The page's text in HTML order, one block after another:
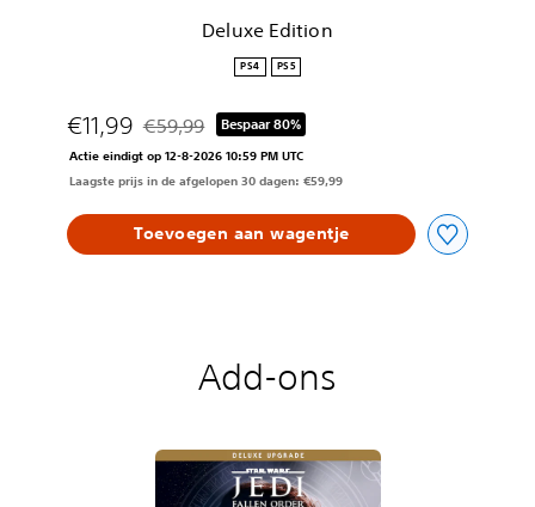
Deluxe Edition
PS4 PS5
€11,99 Korting ten opzichte van de oorspronkelijke prijs
€59,99 Bespaar 80%
Actie eindigt op 12-8-2026 10:59 PM UTC
Laagste prijs in de afgelopen 30 dagen: €59,99
Toevoegen aan wagentje
Add-ons